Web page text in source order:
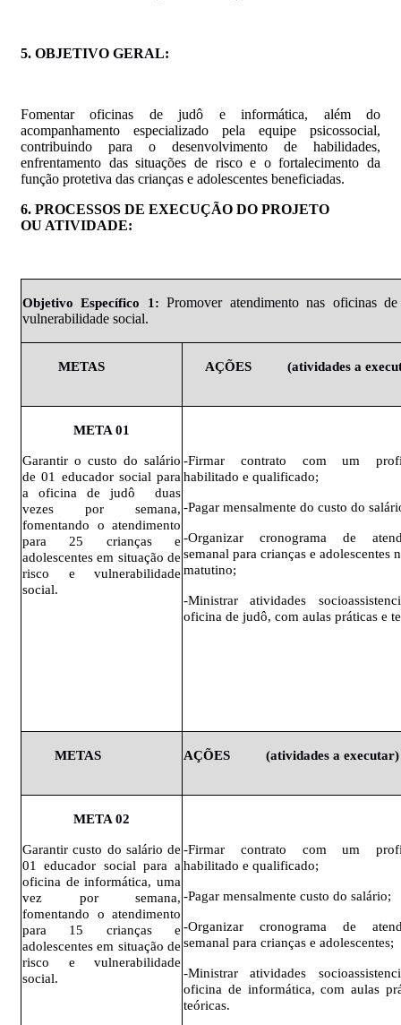
5. OBJETIVO GERAL:
Fomentar oficinas de judô e informática, além do
acompanhamento especializado pela equipe psicossocial,
contribuindo para o desenvolvimento de habilidades,
enfrentamento das situações de risco e o fortalecimento da
função protetiva das crianças e adolescentes beneficiadas.
6. PROCESSOS DE EXECUÇÃO DO PROJETO
OU ATIVIDADE:
Objetivo Específico 1:Promover atendimento nas oficinas
vulnerabilidade social.
METAS AÇÕES (atividades a
META 01
Garantir o custo do salário
de 01 educador social para
a oficina de judô duas
vezes por semana,
fomentando o atendimento
para 25 crianças e
adolescentes em situação de
risco e vulnerabilidade
social.
-Firmar contrato com um
habilitado e qualificado;
-Pagar mensalmente do custo do
-Organizar cronograma de
semanal para crianças e adolescentes
matutino;
-Ministrar atividades
oficina de judô, com aulas práticas e
METAS AÇÕES (atividades a executar)
META 02
Garantir custo do salário de
01 educador social para a
oficina de informática, uma
vez por semana,
fomentando o atendimento
para 15 crianças e
adolescentes em situação de
risco e vulnerabilidade
social.
-Firmar contrato com um
habilitado e qualificado;
-Pagar mensalmente custo do salário;
-Organizar cronograma de
semanal para crianças e adolescentes;
-Ministrar atividades
oficina de informática, com aulas
teóricas.